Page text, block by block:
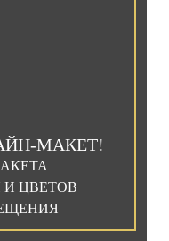
МАКЕТ!
И ЦВЕТОВ